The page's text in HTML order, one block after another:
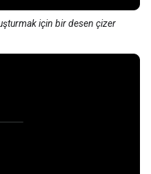
için bir desen çizer